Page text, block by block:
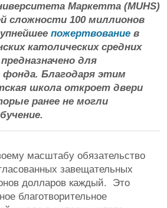
Маркетта (MUHS)
сложности 100 миллионов
пожертвование в
католических средних
для
фонда. Благодаря этим
школа откроет двери
ранее не могли
масштабу обязательство
завещательных
долларов каждый. Это
благотворительное